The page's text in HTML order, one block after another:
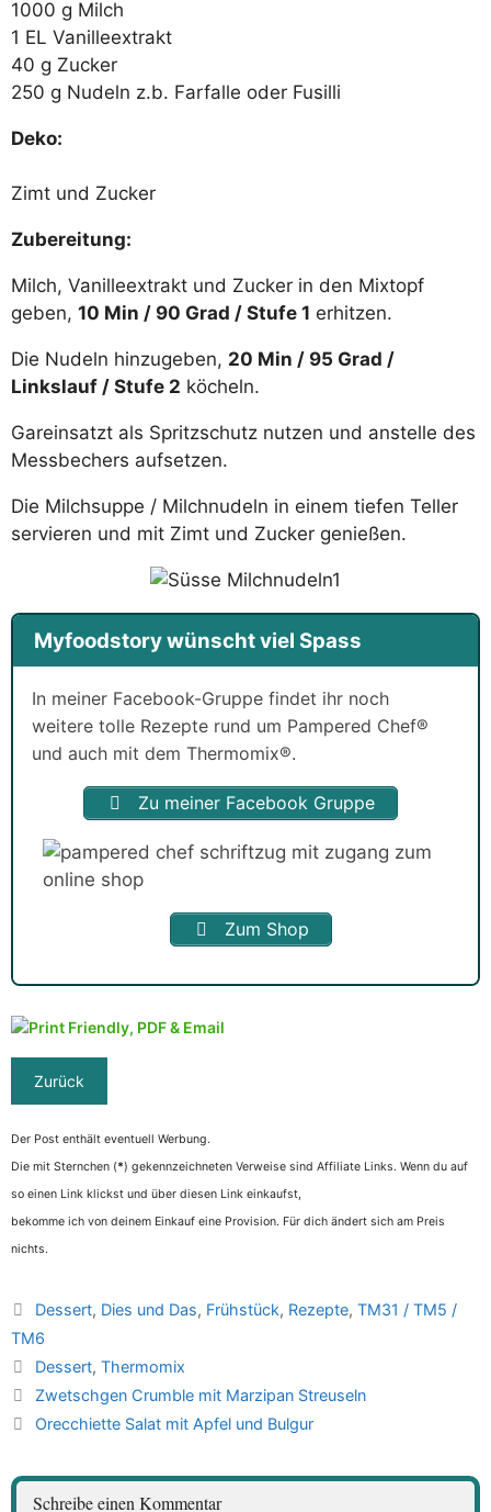
1000 g Milch
1 EL Vanilleextrakt
40 g Zucker
250 g Nudeln z.b. Farfalle oder Fusilli
Deko:
Zimt und Zucker
Zubereitung:
Milch, Vanilleextrakt und Zucker in den Mixtopf
geben, 10 Min / 90 Grad / Stufe 1 erhitzen.
Die Nudeln hinzugeben, 20 Min / 95 Grad /
Linkslauf / Stufe 2 köcheln.
Gareinsatzt als Spritzschutz nutzen und anstelle des
Messbechers aufsetzen.
Die Milchsuppe / Milchnudeln in einem tiefen Teller
servieren und mit Zimt und Zucker genießen.
Myfoodstory wünscht viel Spass
In meiner Facebook-Gruppe findet ihr noch
weitere tolle Rezepte rund um Pampered Chef®
und auch mit dem Thermomix®.
Zu meiner Facebook Gruppe
Zum Shop
Der Post enthält eventuell Werbung.
Die mit Sternchen (*) gekennzeichneten Verweise sind Affiliate Links. Wenn du auf
so einen Link klickst und über diesen Link einkaufst,
bekomme ich von deinem Einkauf eine Provision. Für dich ändert sich am Preis
nichts.
Kategorien
Dessert, Dies und Das, Frühstück, Rezepte, TM31 / TM5 /
TM6
Schlagwörter
Dessert, Thermomix
Zwetschgen Crumble mit Marzipan Streuseln
Orecchiette Salat mit Apfel und Bulgur
Schreibe einen Kommentar